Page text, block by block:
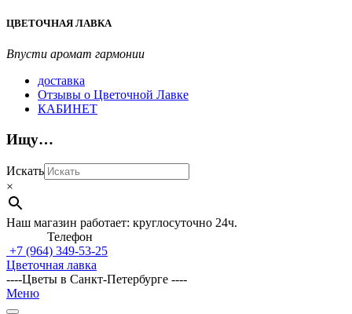
Перейти
содержимому
ЦВЕТОЧНАЯ ЛАВКА
Впусти аромат гармонии
доставка
Отзывы о Цветочной Лавке
КАБИНЕТ
Ищу…
Искать
×
Наш магазин работает: круглосуточно 24ч.
Телефон
+7 (964) 349-53-25
Цветочная лавка
----Цветы в Санкт-Петербурге ----
Главное
навигационное
Меню